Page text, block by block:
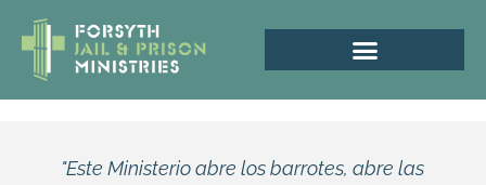
"Este Ministerio abre los barrotes, abre las